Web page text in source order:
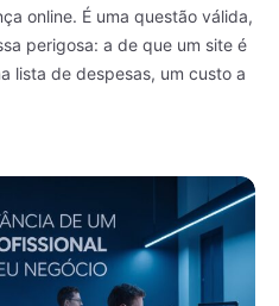
online. É uma questão válida,
perigosa: a de que um site é
lista de despesas, um custo a